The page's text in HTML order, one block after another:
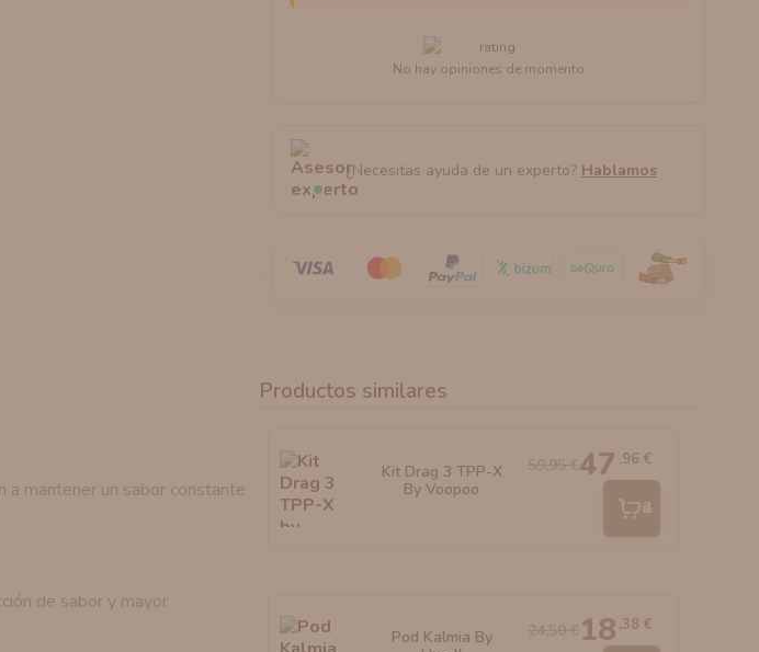
No hay opiniones de momento
¿Necesitas ayuda de un experto? Hablamos
a mantener un sabor constante
de sabor y mayor
Productos similares
Kit Drag 3 TPP-X
By Voopoo
47 ,96 €
Añadir
Pod Kalmia By
18 ,38 €